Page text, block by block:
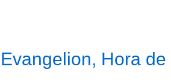
Evangelion, Hora de